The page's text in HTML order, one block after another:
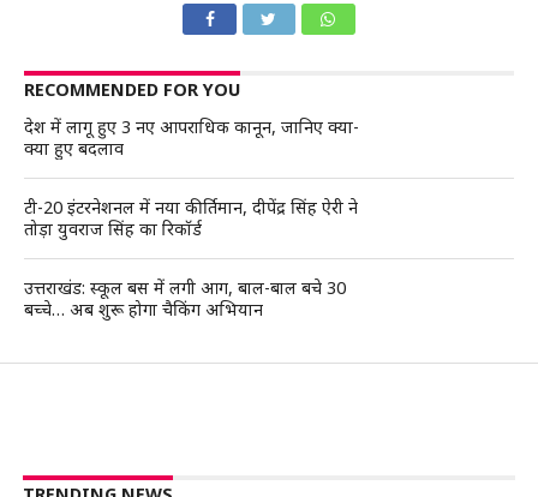
RECOMMENDED FOR YOU
देश में लागू हुए 3 नए आपराधिक कानून, जानिए क्या-
क्या हुए बदलाव
टी-20 इंटरनेशनल में नया कीर्तिमान, दीपेंद्र सिंह ऐरी ने
तोड़ा युवराज सिंह का रिकॉर्ड
उत्तराखंड: स्कूल बस में लगी आग, बाल-बाल बचे 30
बच्चे… अब शुरू होगा चैकिंग अभियान